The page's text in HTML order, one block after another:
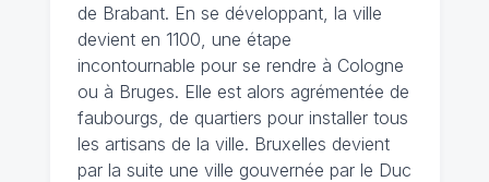
de Brabant. En se développant, la ville
devient en 1100, une étape
incontournable pour se rendre à Cologne
ou à Bruges. Elle est alors agrémentée de
faubourgs, de quartiers pour installer tous
les artisans de la ville. Bruxelles devient
par la suite une ville gouvernée par le Duc